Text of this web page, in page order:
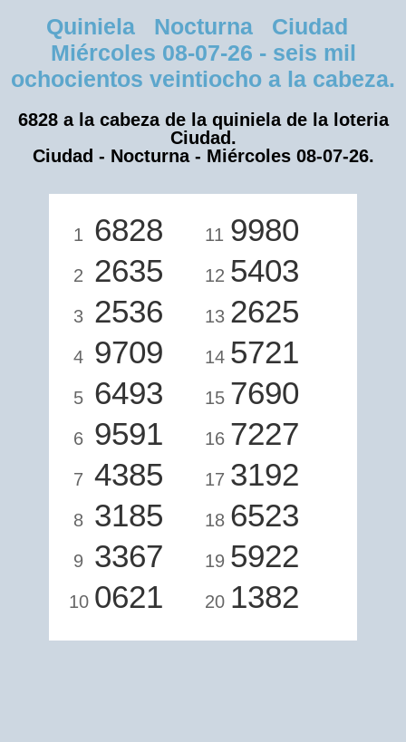
Quiniela Nocturna Ciudad
Miércoles 08-07-26 - seis mil
ochocientos veintiocho a la cabeza.
6828 a la cabeza de la quiniela de la loteria
Ciudad.
Ciudad - Nocturna - Miércoles 08-07-26.
1 6828
2 2635
3 2536
4 9709
5 6493
6 9591
7 4385
8 3185
9 3367
10 0621
11 9980
12 5403
13 2625
14 5721
15 7690
16 7227
17 3192
18 6523
19 5922
20 1382